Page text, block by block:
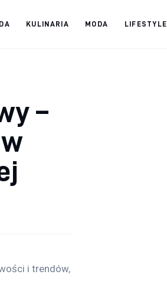
KULINARIA MODA LIFESTYLE
–
i trendów,